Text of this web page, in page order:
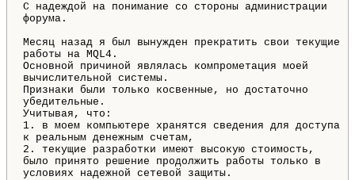
С надеждой на понимание со стороны администрации
форума.
Месяц назад я был вынужден прекратить свои текущие
работы на MQL4.
Основной причиной являлась компрометация моей
вычислительной системы.
Признаки были только косвенные, но достаточно
убедительные.
Учитывая, что:
1. в моем компьютере хранятся сведения для доступа
к реальным денежным счетам,
2. текущие разработки имеют высокую стоимость,
было принято решение продолжить работы только в
условиях надежной сетевой защиты.